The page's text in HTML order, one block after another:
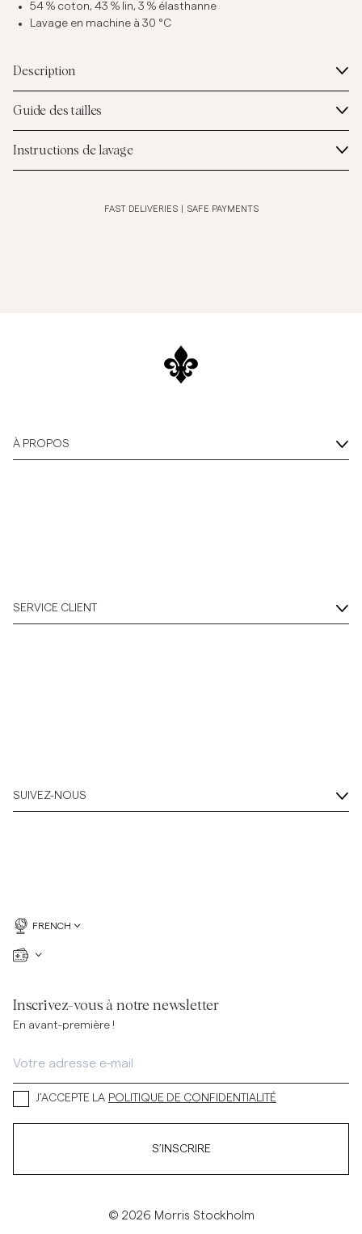
54 % coton, 43 % lin, 3 % élasthanne
Lavage en machine à 30 °C
Description
Guide des tailles
Instructions de lavage
FAST DELIVERIES SAFE PAYMENTS
À PROPOS
SERVICE CLIENT
SUIVEZ-NOUS
FRENCH
Inscrivez-vous à notre newsletter
En avant-première !
J’ACCEPTE LA POLITIQUE DE CONFIDENTIALITÉ
S’INSCRIRE
© 2026 Morris Stockholm